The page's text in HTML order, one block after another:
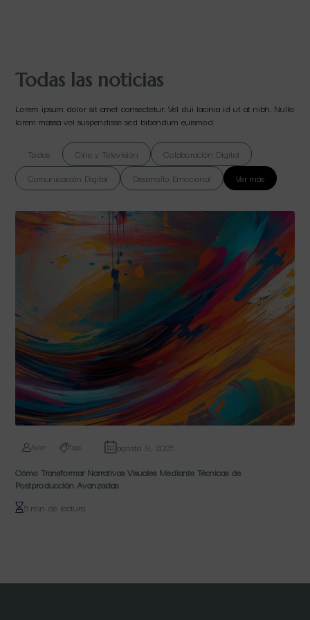
Todas las noticias
Lorem ipsum dolor sit amet consectetur. Vel dui lacinia id ut at nibh. Nulla
lorem massa vel suspendisse sed bibendum euismod.
Todas Cine y Televisión
Colaboración Digital
Comunicación Digital
Desarrollo Emocional Ver más
Autor Tags
agosto 9, 2025
Cómo Transformar Narrativas Visuales Mediante Técnicas de
Postproducción Avanzadas
5 min de lectura